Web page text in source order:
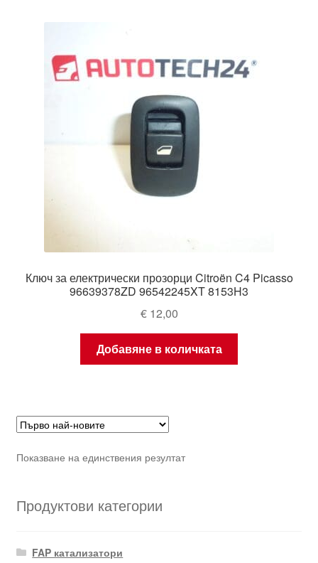
Ключ за електрически прозорци Citroën C4 Picasso
96639378ZD 96542245XT 8153H3
€12,00
Добавяне в количката
Показване на единствения резултат
Продуктови категории
FAP катализатори